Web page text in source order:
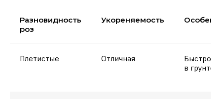
Разновидность
роз
Укореняемость
Плетистые Отличная
Быстро
в грунте